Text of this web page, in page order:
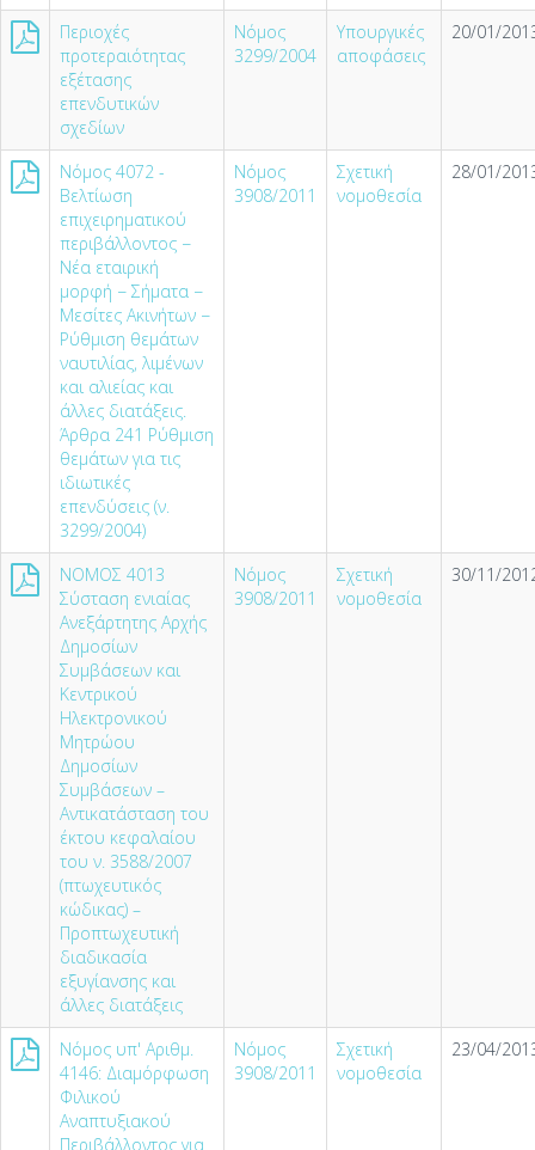
Περιοχές
προτεραιότητας
εξέτασης
επενδυτικών
σχεδίων
Νόμος
3299/2004
Υπουργικές
αποφάσεις
20/01/
Νόμος 4072 -
Βελτίωση
επιχειρηματικού
περιβάλλοντος −
Νέα εταιρική
μορφή − Σήματα −
Μεσίτες Ακινήτων −
Ρύθμιση θεμάτων
ναυτιλίας, λιμένων
και αλιείας και
άλλες διατάξεις.
Άρθρα 241 Ρύθμιση
θεμάτων για τις
ιδιωτικές
επενδύσεις (ν.
3299/2004)
Νόμος
3908/2011
Σχετική
νομοθεσία
28/01/
NOMOΣ 4013
Σύσταση ενιαίας
Ανεξάρτητης Αρχής
Δημοσίων
Συμβάσεων και
Κεντρικού
Ηλεκτρονικού
Μητρώου
Δημοσίων
Συμβάσεων –
Αντικατάσταση του
έκτου κεφαλαίου
του ν. 3588/2007
(πτωχευτικός
κώδικας) –
Προπτωχευτική
διαδικασία
εξυγίανσης και
άλλες διατάξεις
Νόμος
3908/2011
Σχετική
νομοθεσία
30/11/
Νόμος υπ' Αριθμ.
4146: Διαμόρφωση
Φιλικού
Αναπτυξιακού
Περιβάλλοντος για
Νόμος
3908/2011
Σχετική
νομοθεσία
23/04/